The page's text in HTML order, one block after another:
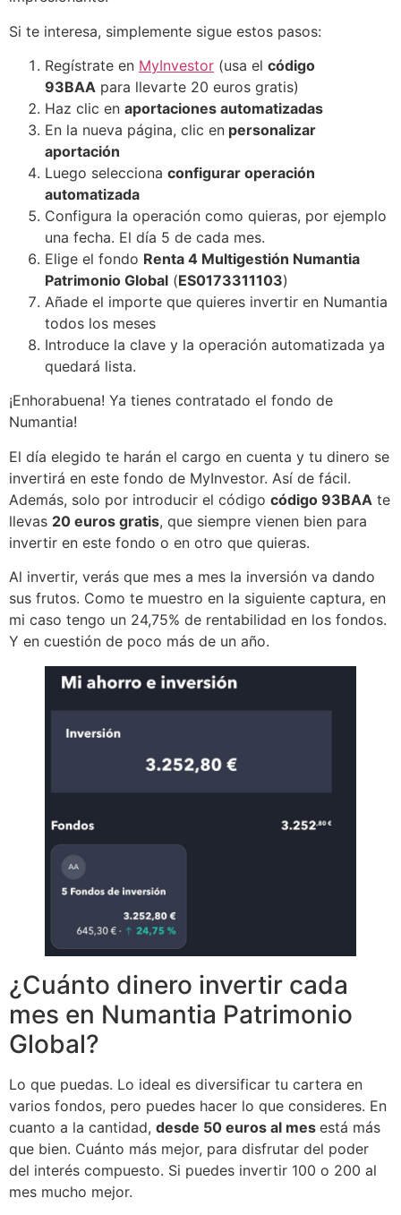
Si te interesa, simplemente sigue estos pasos:
Regístrate en MyInvestor (usa el código
93BAA para llevarte 20 euros gratis)
Haz clic en aportaciones automatizadas
En la nueva página, clic en personalizar
aportación
Luego selecciona configurar operación
automatizada
Configura la operación como quieras, por ejemplo
una fecha. El día 5 de cada mes.
Elige el fondo Renta 4 Multigestión Numantia
Patrimonio Global (ES0173311103)
Añade el importe que quieres invertir en Numantia
todos los meses
Introduce la clave y la operación automatizada ya
quedará lista.
¡Enhorabuena! Ya tienes contratado el fondo de
Numantia!
El día elegido te harán el cargo en cuenta y tu dinero se
invertirá en este fondo de MyInvestor. Así de fácil.
Además, solo por introducir el código código 93BAA te
llevas 20 euros gratis, que siempre vienen bien para
invertir en este fondo o en otro que quieras.
Al invertir, verás que mes a mes la inversión va dando
sus frutos. Como te muestro en la siguiente captura, en
mi caso tengo un 24,75% de rentabilidad en los fondos.
Y en cuestión de poco más de un año.
¿Cuánto dinero invertir cada
mes en Numantia Patrimonio
Global?
Lo que puedas. Lo ideal es diversificar tu cartera en
varios fondos, pero puedes hacer lo que consideres. En
cuanto a la cantidad, desde 50 euros al mes está más
que bien. Cuánto más mejor, para disfrutar del poder
del interés compuesto. Si puedes invertir 100 o 200 al
mes mucho mejor.